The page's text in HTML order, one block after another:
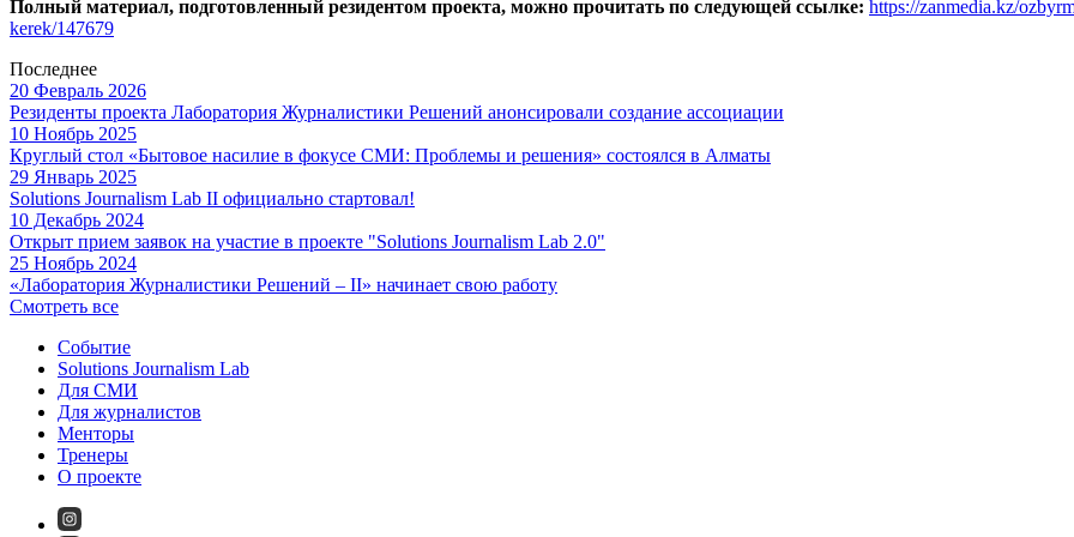
Полный материал, подготовленный резидентом проекта, можно прочитать по следующей ссылке: https://zanmedia.kz/
kerek/147679
Последнее
20 Февраль 2026
Резиденты проекта Лаборатория Журналистики Решений анонсировали создание ассоциации
10 Ноябрь 2025
Круглый стол «Бытовое насилие в фокусе СМИ: Проблемы и решения» состоялся в Алматы
29 Январь 2025
Solutions Journalism Lab II официально стартовал!
10 Декабрь 2024
Открыт прием заявок на участие в проекте "Solutions Journalism Lab 2.0"
25 Ноябрь 2024
«Лаборатория Журналистики Решений – II» начинает свою работу
Смотреть все
Событие
Solutions Journalism Lab
Для СМИ
Для журналистов
Менторы
Тренеры
О проекте